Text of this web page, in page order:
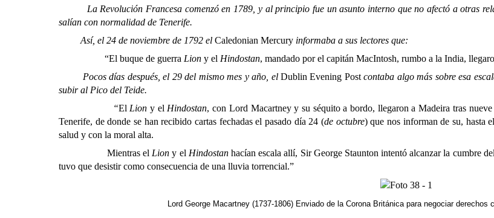
La Revolución Francesa comenzó en 1789, y al principio fue un asunto interno que no afectó a otras
salían con normalidad de Tenerife.
Así, el 24 de noviembre de 1792 el Caledonian Mercury informaba a sus lectores que:
“El buque de guerra Lion y el Hindostan, mandado por el capitán MacIntosh, rumbo a la India,
Pocos días después, el 29 del mismo mes y año, el Dublin Evening Postcontaba algo más sobre esa
subir al Pico del Teide.
“El Lion y el Hindostan, con Lord Macartney y su séquito a bordo, llegaron a Madeira tras
Tenerife, de donde se han recibido cartas fechadas el pasado día 24 (de octubre) que nos informan de su, hasta
salud y con la moral alta.
Mientras el Liony el Hindostanhacían escala allí, Sir George Staunton intentó alcanzar la cumbre
tuvo que desistir como consecuencia de una lluvia torrencial.”
Lord George Macartney (1737-1806) Enviado de la Corona Británica para negociar derechos